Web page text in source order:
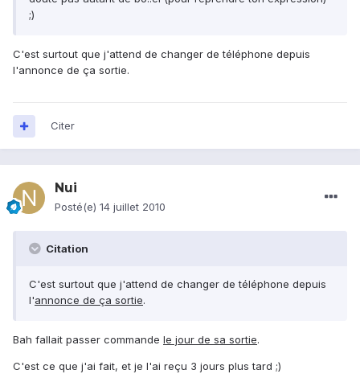
;)
C'est surtout que j'attend de changer de téléphone depuis
l'annonce de ça sortie.
Citer
Nui
Posté(e) 14 juillet 2010
Citation
C'est surtout que j'attend de changer de téléphone depuis
l'annonce de ça sortie.
Bah fallait passer commande le jour de sa sortie.
C'est ce que j'ai fait, et je l'ai reçu 3 jours plus tard ;)